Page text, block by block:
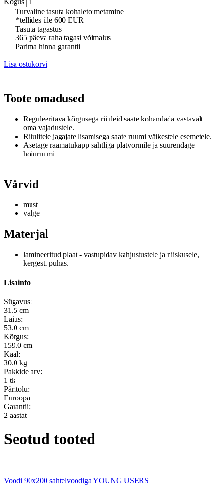
Turvaline tasuta kohaletoimetamine
*tellides üle 600 EUR
Tasuta tagastus
365 päeva raha tagasi võimalus
Parima hinna garantii
Lisa ostukorvi
Toote omadused
Reguleeritava kõrgusega riiuleid saate kohandada vastavalt
oma vajadustele.
Riiulitele jagajate lisamisega saate ruumi väikestele esemetele.
Asetage raamatukapp sahtliga platvormile ja suurendage
hoiuruumi.
Värvid
must
valge
Materjal
lamineeritud plaat - vastupidav kahjustustele ja niiskusele,
kergesti puhas.
Lisainfo
Sügavus:
31.5 cm
Laius:
53.0 cm
Kõrgus:
159.0 cm
Kaal:
30.0 kg
Pakkide arv:
1 tk
Päritolu:
Euroopa
Garantii:
2 aastat
Seotud tooted
Voodi 90x200 sahtelvoodiga YOUNG USERS